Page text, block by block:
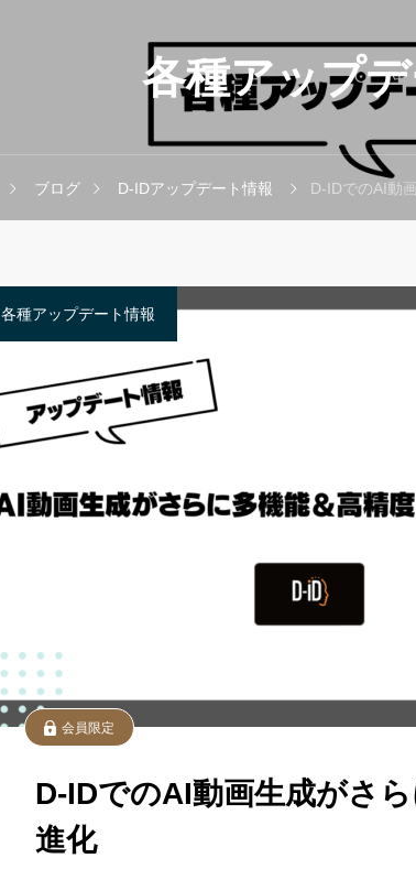
各種アップ
ブログ D-IDアップデート情報 D-IDでのAI動
各種アップデート情報
会員限定
D-IDでのAI動画生成がさ
進化